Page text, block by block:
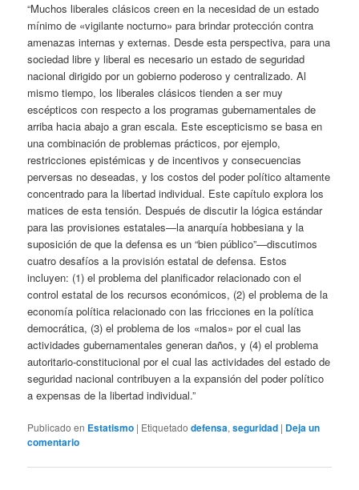
“Muchos liberales clásicos creen en la necesidad de un estado
mínimo de «vigilante nocturno» para brindar protección contra
amenazas internas y externas. Desde esta perspectiva, para una
sociedad libre y liberal es necesario un estado de seguridad
nacional dirigido por un gobierno poderoso y centralizado. Al
mismo tiempo, los liberales clásicos tienden a ser muy
escépticos con respecto a los programas gubernamentales de
arriba hacia abajo a gran escala. Este escepticismo se basa en
una combinación de problemas prácticos, por ejemplo,
restricciones epistémicas y de incentivos y consecuencias
perversas no deseadas, y los costos del poder político altamente
concentrado para la libertad individual. Este capítulo explora los
matices de esta tensión. Después de discutir la lógica estándar
para las provisiones estatales—la anarquía hobbesiana y la
suposición de que la defensa es un “bien público”—discutimos
cuatro desafíos a la provisión estatal de defensa. Estos
incluyen: (1) el problema del planificador relacionado con el
control estatal de los recursos económicos, (2) el problema de la
economía política relacionado con las fricciones en la política
democrática, (3) el problema de los «malos» por el cual las
actividades gubernamentales generan daños, y (4) el problema
autoritario-constitucional por el cual las actividades del estado de
seguridad nacional contribuyen a la expansión del poder político
a expensas de la libertad individual.”
Publicado en Estatismo | Etiquetado defensa,seguridad | Deja un
comentario